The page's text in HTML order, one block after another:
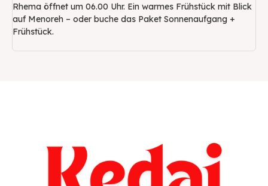
Rhema öffnet um 06.00 Uhr. Ein warmes Frühstück mit Blick
auf Menoreh – oder buche das Paket Sonnenaufgang +
Frühstück.